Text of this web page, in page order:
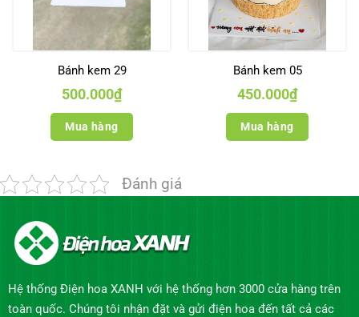
Bánh kem 29
500.000₫
Mua hàng
Bánh kem 05
450.000₫
Mua hàng
Đánh giá
Hệ thống Điện hoa XANH với hệ thống hơn 3000 cửa hàng trên
toàn quốc. Chúng tôi nhận đặt và gửi điện hoa đến tất cả các